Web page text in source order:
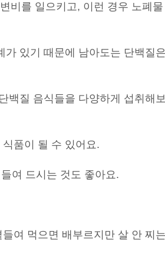
비를 일으키고, 이런 경우 노폐물
있기 때문에 남아도는 단백질은
백질 음식들을 다양하게 섭취해보
품이 될 수 있어요.
여 드시는 것도 좋아요.
여 먹으면 배부르지만 살 안 찌는